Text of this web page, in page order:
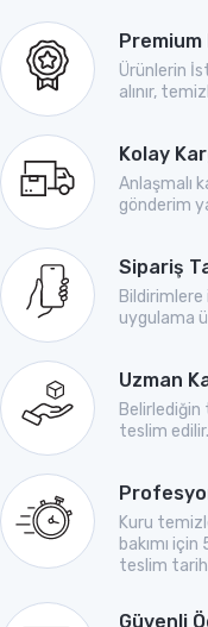
Premium
Ürünlerin
alınır,
Kolay
Anlaşmalı
gönderim
Sipariş
Bildirimlere
uygulama
Uzman
Belirlediğin
teslim edilir.
Kuru
bakımı
teslim
Güvenli